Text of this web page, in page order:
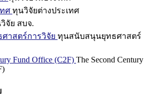
ศ ทุนวิจัยต่างประเทศ
จัย สบจ.
าสตร์การวิจัย ทุนสนับสนุนยุทธศาสตร์
Fund Office (C2F) The Second Century